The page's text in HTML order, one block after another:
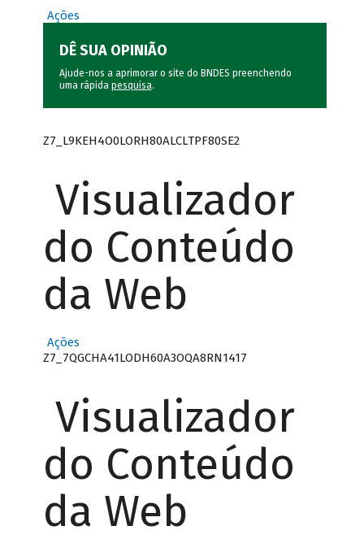
Ações
DÊ SUA OPINIÃO
Ajude-nos a aprimorar o site do BNDES preenchendo
uma rápida pesquisa.
Z7_L9KEH4O0LORH80ALCLTPF80SE2
Visualizador
do Conteúdo
da Web
Ações
Z7_7QGCHA41LODH60A3OQA8RN1417
Visualizador
do Conteúdo
da Web